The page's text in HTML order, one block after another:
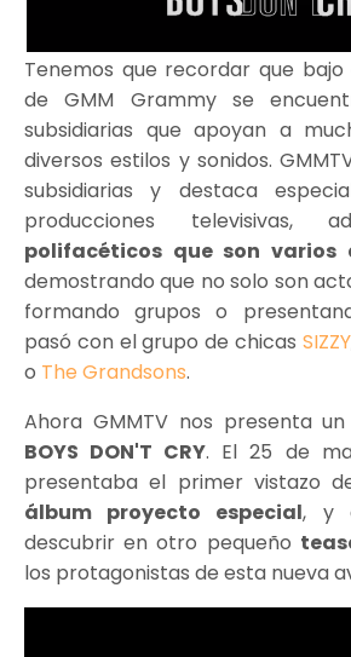
Tenemos que recordar que
de GMM Grammy se
subsidiarias que apoyan a
diversos estilos y sonidos.
subsidiarias y destaca
producciones televisivas,
polifacéticos que son varios
demostrando que no solo son
formando grupos o
pasó con el grupo de chicas SIZZY
o The Grandsons.
Ahora GMMTV nos presenta
BOYS DON'T CRY. El 25 de
presentaba el primer vistazo
álbum proyecto especial, y
descubrir en otro pequeño
los protagonistas de esta nueva